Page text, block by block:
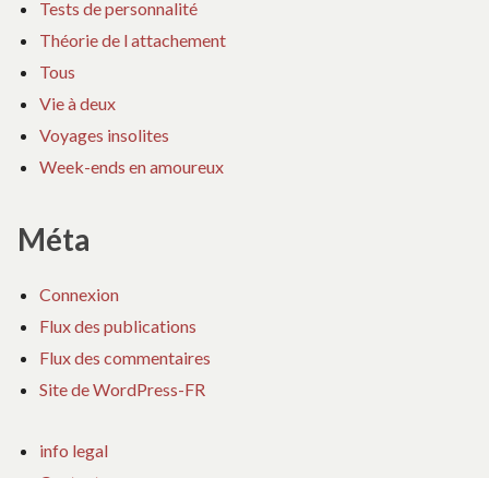
Tests de personnalité
Théorie de l attachement
Tous
Vie à deux
Voyages insolites
Week-ends en amoureux
Méta
Connexion
Flux des publications
Flux des commentaires
Site de WordPress-FR
info legal